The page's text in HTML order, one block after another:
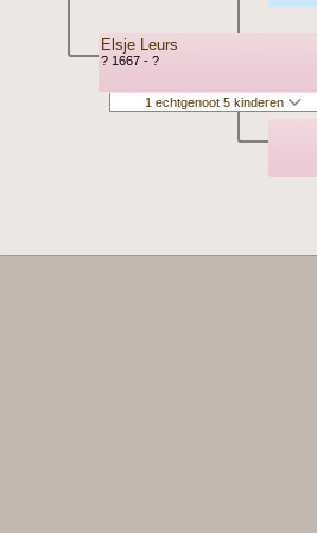
Elsje Leurs
? 1667 - ?
1 echtgenoot 5 kinderen